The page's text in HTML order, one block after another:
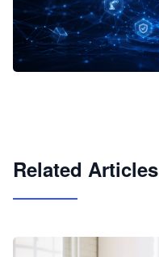
Related Articles